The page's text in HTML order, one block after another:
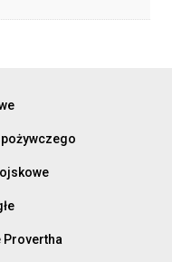
Provertha